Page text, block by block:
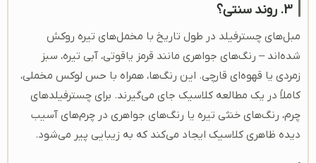
3. روند سنتی؟
مبل‌های چسترفیلد در طول تاریخ با مخمل‌های تیره روکش
شده‌اند – رنگ‌های جواهری مانند قرمز یاقوتی، آبی تیره، سبز
زمردی یا قهوه‌ای قارچی. این رنگ‌ها، همراه با حس لوکس مخملی،
کاملاً در یک مطالعه کلاسیک جای می‌گیرند. برای چسترفیلدهای
چرم، رنگ‌های خنثی تیره یا رنگ‌های جواهری در چرم‌های آسیب
دیده ظاهری کلاسیک ایجاد می‌کند که به زیبایی پیر می‌شود.